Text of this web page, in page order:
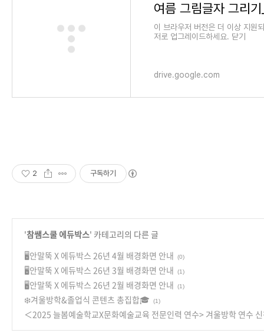
이 브라우저 버전은 더 이상 지원
저로 업그레이드하세요. 닫기
drive.google.com
2 구독하기
'참쌤스쿨 에듀박스' 카테고리의 다른 글
🖥️안말뚝 X 에듀박스 26년 4월 배경화면 안내
(0)
🖥️안말뚝 X 에듀박스 26년 3월 배경화면 안내 (1)
🖥️안말뚝 X 에듀박스 26년 2월 배경화면 안내 (1)
❄️겨울방학&졸업식 콘텐츠 총집합🎓 (1)
＜2025 늘봄예술학교X문화예술교육 전문인력 연수> 겨울방학 연수